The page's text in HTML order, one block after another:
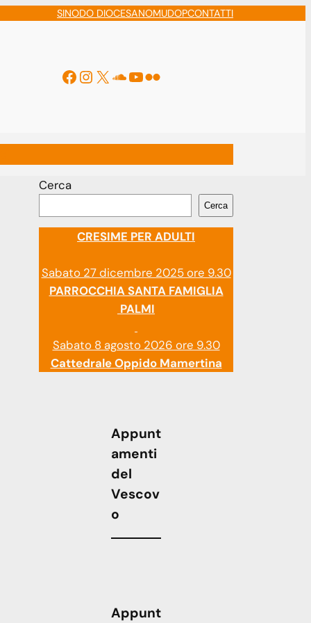
SINODO DIOCESANOMUDOPCONTATTI
Facebook
Instagram
X Soundcloud
YouTube
Flickr
Cerca
Cerca
CRESIME PER ADULTI
Sabato 27 dicembre 2025 ore 9.30
PARROCCHIA SANTA FAMIGLIA
PALMI
Sabato 8 agosto 2026 ore 9.30
Cattedrale Oppido Mamertina
Appunt
amenti
del
Vescov
o
Appunt